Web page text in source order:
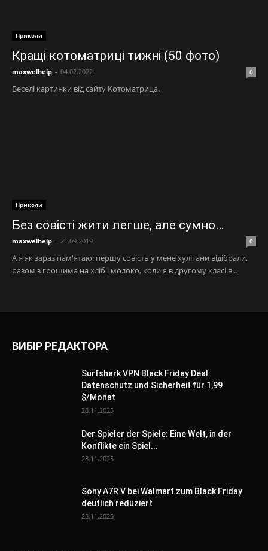
Приколи
Кращі котоматриці тижні (50 фото)
maxwelhelp - 04.02.2022 0
Веселі картинки від сайту Котоматрица.
Приколи
Без совісті жити легше, але сумно…
maxwelhelp - 21.09.2019 0
А я як зараз пам'ятаю: першу совість у мене хулігани відібрали,
разом з грошима на хліб і молоко, коли я в другому класі в...
ВИБІР РЕДАКТОРА
Surfshark VPN Black Friday Deal:
Datenschutz und Sicherheit für 1,99
$/Monat
28.11.2025
Der Spieler der Spiele: Eine Welt, in der
Konflikte ein Spiel...
28.11.2025
Sony A7R V bei Walmart zum Black Friday
deutlich reduziert
28.11.2025